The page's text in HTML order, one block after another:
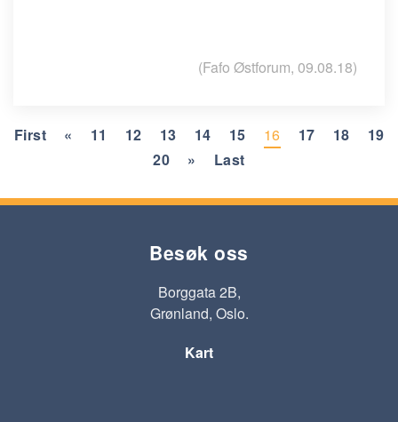
(Fafo Østforum, 09.08.18)
First « 11 12 13 14 15 16 17 18
19
20
» Last
Besøk oss
Borggata 2B,
Grønland, Oslo.
Kart